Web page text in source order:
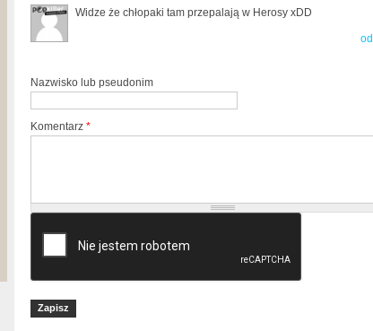
Widze że chłopaki tam przepalają w Herosy xDD
Nazwisko lub pseudonim
Komentarz *